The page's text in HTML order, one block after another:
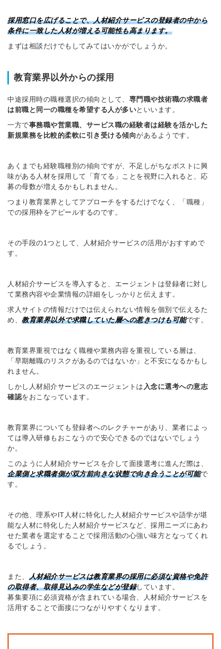
採用窓口を広げることで、人材紹介サービスの登録者の中から
条件に一致した人材が増える可能性も高まります。
まずは相談だけでもしてみてはいかがでしょうか。
教育業界以外からの採用
中途採用時の職種選択の傾向として、 専門職や技術職の求職者
は前職と同一の職種を希望する人が多いといいます。
一方で事務職や営業職、サービス職の経験者は経験を活かした
新規業務を比較的柔軟に引き受ける傾向があるようです。
あくまでも経験職種別の傾向ですが、不足しがちなポストに興
味がある人材を採用して「育てる」ことを視野に入れると、応
募の母数が増えるかもしれません。
つまり教育業界としてアプローチをするだけでなく、「職種」
での採用枠をアピールするのです。
その手段の1つとして、人材紹介サービスの活用がおすすめで
す。
人材紹介サービスを導入すると、エージェントは登録者に対し
て業務内容や企業情報の詳細をしっかりと伝えます。
求人サイトの情報だけでは伝えられない情報を個別で伝えるた
め、 教育業界以外で求職していた層への惹きつけも可能です。
教育業界重視ではなく職種や業務内容を重視している層は、
「早期離職のリスクがあるのではないか」と不安になるかもし
れません。
しかし人材紹介サービスのエージェントは 入念に選考への意志
確認をおこなっています。
教育業界についても登録者へのレクチャーがあり、業者によっ
ては導入研修もおこなうので安心できるのではないでしょう
か。
このように人材紹介サービスを介して面接選考に進んだ際は、
企業側と求職者側が双方前向きな状態で向き合うことが可能で
す。
その他、理系やIT人材に特化した人材紹介サービスや語学が堪
能な人材に特化した人材紹介サービスなど、採用ニーズにあわ
せた業者を選定することで採用活動の心強い味方となってくれ
るでしょう。
また、 人材紹介サービスは教育業界の採用に必須な資格や免許
の取得者、取得見込みの学生などが登録しています。
募集要項に必須資格が含まれている場合、人材紹介サービスを
活用することで面接につながりやすくなります。